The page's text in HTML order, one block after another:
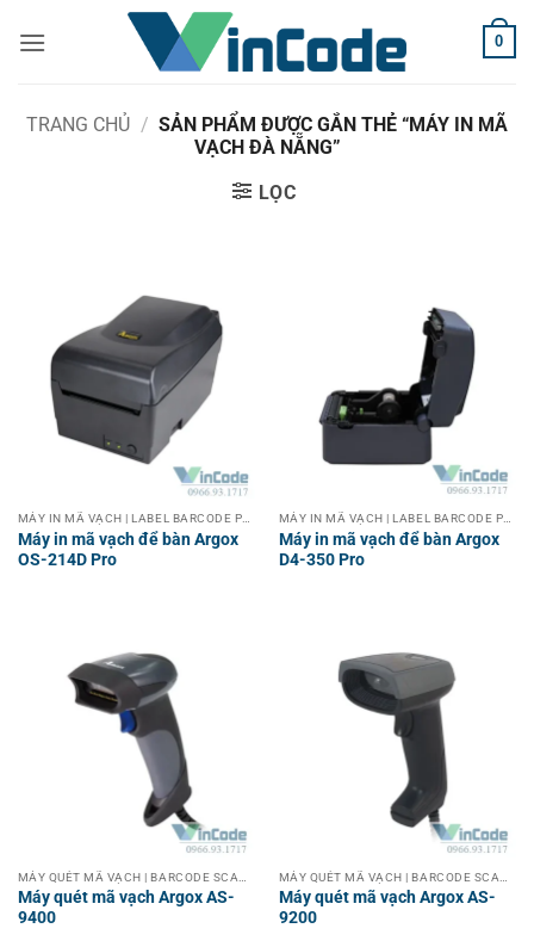
qua
0
TRANG CHỦ / SẢN PHẨM ĐƯỢC GẮN THẺ “MÁY IN MÃ
VẠCH ĐÀ NẴNG”
LỌC
Máy in mã vạch để bàn Argox
OS-214D Pro
Máy in mã vạch để bàn Argox
D4-350 Pro
Máy quét mã vạch Argox AS-
9400
Máy quét mã vạch Argox AS-
9200